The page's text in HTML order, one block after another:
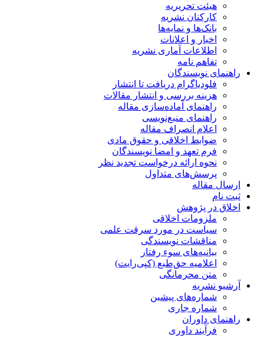
هیئت تحریریه
کارکنان نشریه
بانک‌ها و نمایه‌ها
اخبار و اعلانات
اطلاعات آماری نشریه
تفاهم نامه
راهنمای نویسندگان
فلودیاگرام دریافت تا انتشار
هزینه بررسی و انتشار مقالات
راهنمای آماده‌سازی مقاله
راهنمای منبع‌نویسی
اعلام انصراف مقاله
ضوابط اخلاقی و حقوق مادی
فرم تعهد و امضا نویسندگان
نحوه ارائه درخواست تجدید نظر
پرسش‌های متداول
ارسال مقاله
ثبت نام
اخلاق در پژوهش
ملزومات اخلاقی
سیاست در مورد سرقت علمی
مناقشات نویسندگی
بیانیه‌های سوء رفتار
اعلامیه حق‌طبع (کپی‌رایت)
متن محرمانگی
آرشیو نشریه
شماره‌های پیشین
شماره جاری
راهنمای داوران
فرآیند داوری